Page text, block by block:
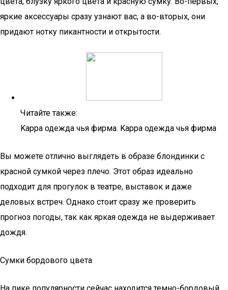
яркие аксессуары сразу узнают вас, а во-вторых, они
придают нотку пикантности и открытости.
Читайте также:
Kappa одежда чья фирма. Kappa одежда чья фирма
Вы можете отлично выглядеть в образе блондинки с
красной сумкой через плечо. Этот образ идеально
подходит для прогулок в театре, выставок и даже
деловых встреч. Однако стоит сразу же проверить
прогноз погоды, так как яркая одежда не выдерживает
дождя.
Сумки бордового цвета